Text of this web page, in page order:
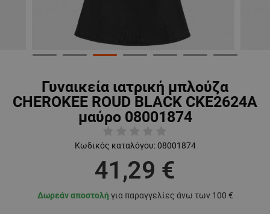
Γυναικεία ιατρική μπλούζα
CHEROKEE ROUD BLACK CKE2624A
μαύρο 08001874
Κωδικός καταλόγου: 08001874
41,29 €
Δωρεάν αποστολή για παραγγελίες άνω των 100 €